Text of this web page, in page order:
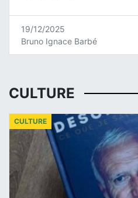
19/12/2025
Bruno Ignace Barbé
CULTURE
CULTURE